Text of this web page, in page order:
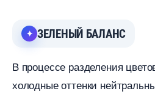
ЗЕЛЕНЫЙ БАЛАНС
процессе разделения
холодные оттенки